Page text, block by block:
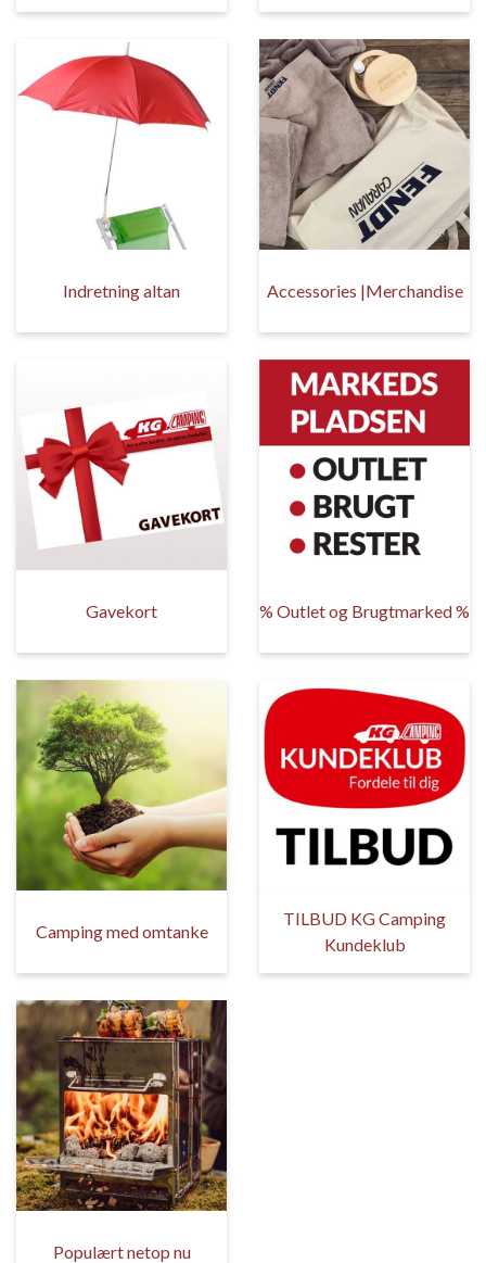
Indretning altan Accessories |Merchandise
Gavekort % Outlet og Brugtmarked %
Camping med omtanke
TILBUD KG Camping
Kundeklub
Populært netop nu